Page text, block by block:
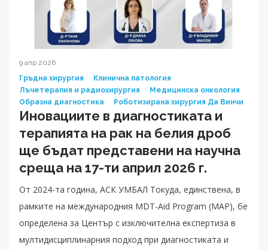
9 апр 2026
Гръдна хирургия
Клинична патология
Лъчетерапия и радиохирургия
Медицинска онкология
Образна диагностика
Роботизирана хирургия Да Винчи
Иновациите в диагностиката и
терапията на рак на белия дроб
ще бъдат представени на научна
среща на 17-ти април 2026 г.
От 2024-та година, АСК УМБАЛ Токуда, единствена, в
рамките на международния MDT-Aid Program (MAP), бе
определена за Център с изключителна експертиза в
мултидисциплинарния подход при диагностиката и